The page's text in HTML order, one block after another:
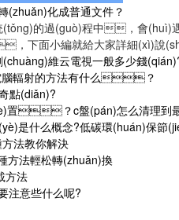
(zhuǎn)化成普通文件？
(tǒng)的過(guò)程中，會
，下面小編就給大家詳細(xì)說
維云電視一般多少錢
腦輻射的方法有什么？
點(diǎn)?
置？c盤(pán)怎么清理到
是什么概念?低碳環(huán)保節
法教你解決
方法輕松轉(zhuǎn)換
方法
注意些什么呢?